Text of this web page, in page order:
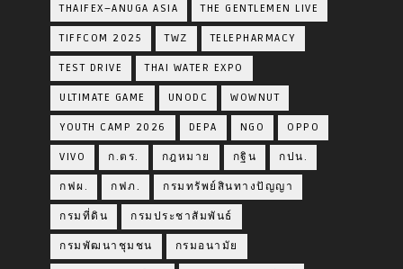
THAIFEX–ANUGA ASIA THE GENTLEMEN LIVE
TIFFCOM 2025 TWZ TELEPHARMACY
TEST DRIVE THAI WATER EXPO
ULTIMATE GAME UNODC WOWNUT
YOUTH CAMP 2026 DEPA NGO OPPO
VIVO ก.ตร. กฎหมาย กฐิน กปน.
กฟผ. กฟภ. กรมทรัพย์สินทางปัญญา
กรมที่ดิน กรมประชาสัมพันธ์
กรมพัฒนาชุมชน กรมอนามัย